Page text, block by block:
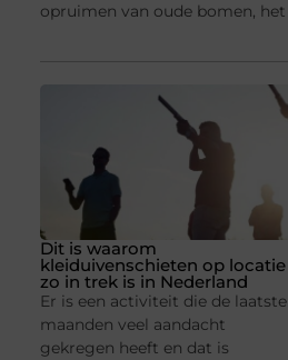
opruimen van oude bomen, het
Dit is waarom
kleiduivenschieten op locatie
zo in trek is in Nederland
Er is een activiteit die de laatste
maanden veel aandacht
gekregen heeft en dat is